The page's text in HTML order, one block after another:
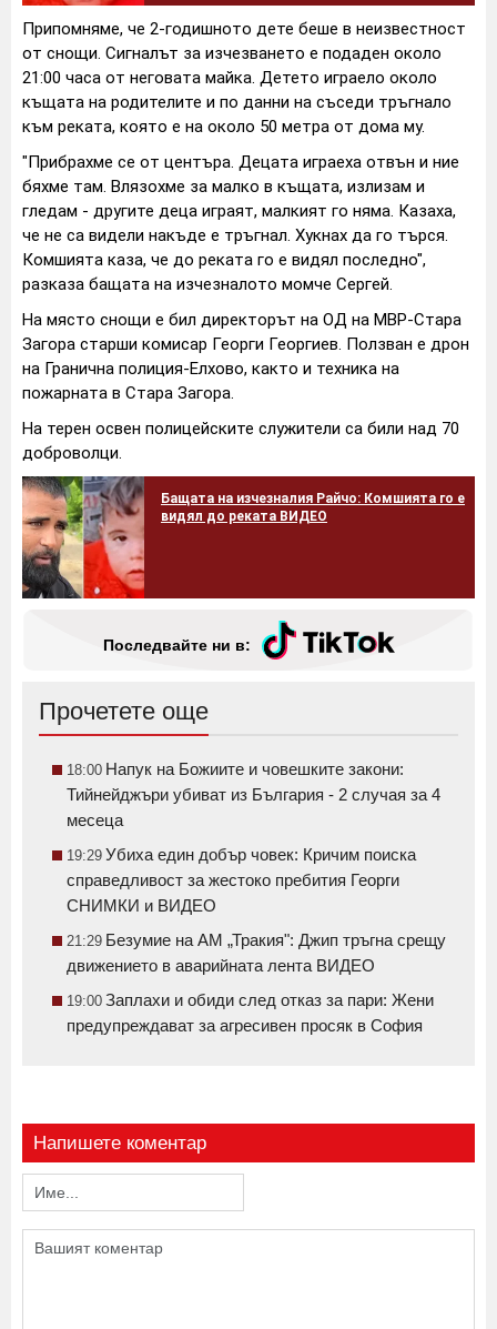
Припомняме, че 2-годишното дете беше в неизвестност
от снощи. Сигналът за изчезването е подаден около
21:00 часа от неговата майка. Детето играело около
къщата на родителите и по данни на съседи тръгнало
към реката, която е на около 50 метра от дома му.
"Прибрахме се от центъра. Децата играеха отвън и ние
бяхме там. Влязохме за малко в къщата, излизам и
гледам - другите деца играят, малкият го няма. Казаха,
че не са видели накъде е тръгнал. Хукнах да го търся.
Комшията каза, че до реката го е видял последно",
разказа бащата на изчезналото момче Сергей.
На място снощи е бил директорът на ОД на МВР-Стара
Загора старши комисар Георги Георгиев. Ползван е дрон
на Гранична полиция-Елхово, както и техника на
пожарната в Стара Загора.
На терен освен полицейските служители са били над 70
доброволци.
Бащата на изчезналия Райчо: Комшията го e
видял до реката ВИДЕО
Последвайте ни в:
Прочетете още
18:00 Напук на Божиите и човешките закони:
Тийнейджъри убиват из България - 2 случая за 4
месеца
19:29 Убиха един добър човек: Кричим поиска
справедливост за жестоко пребития Георги
СНИМКИ и ВИДЕО
21:29 Безумие на АМ „Тракия": Джип тръгна срещу
движението в аварийната лента ВИДЕО
19:00 Заплахи и обиди след отказ за пари: Жени
предупреждават за агресивен просяк в София
Напишете коментар